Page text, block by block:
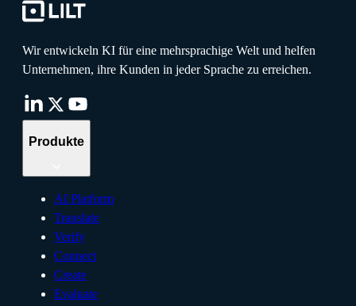
Wir entwickeln KI für eine mehrsprachige Welt und helfen
Unternehmen, ihre Kunden in jeder Sprache zu erreichen.
Produkte
AI Platform
Translate
Verify
Connect
Create
Evaluate